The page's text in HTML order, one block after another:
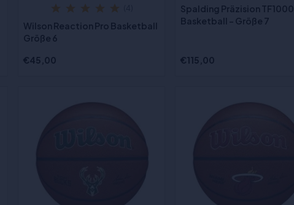
Wilson Reaction Pro Basketball
Größe 6
€45,00
Spalding Präzision TF1000
Basketball - Größe 7
€115,00